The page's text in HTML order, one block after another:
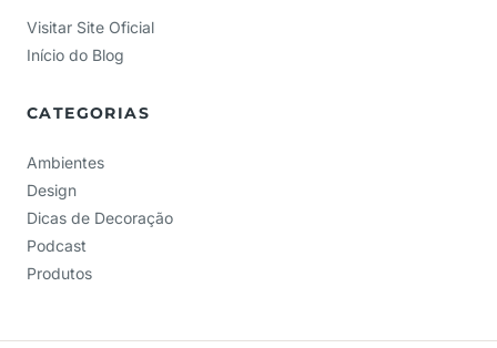
Visitar Site Oficial
Início do Blog
CATEGORIAS
Ambientes
Design
Dicas de Decoração
Podcast
Produtos